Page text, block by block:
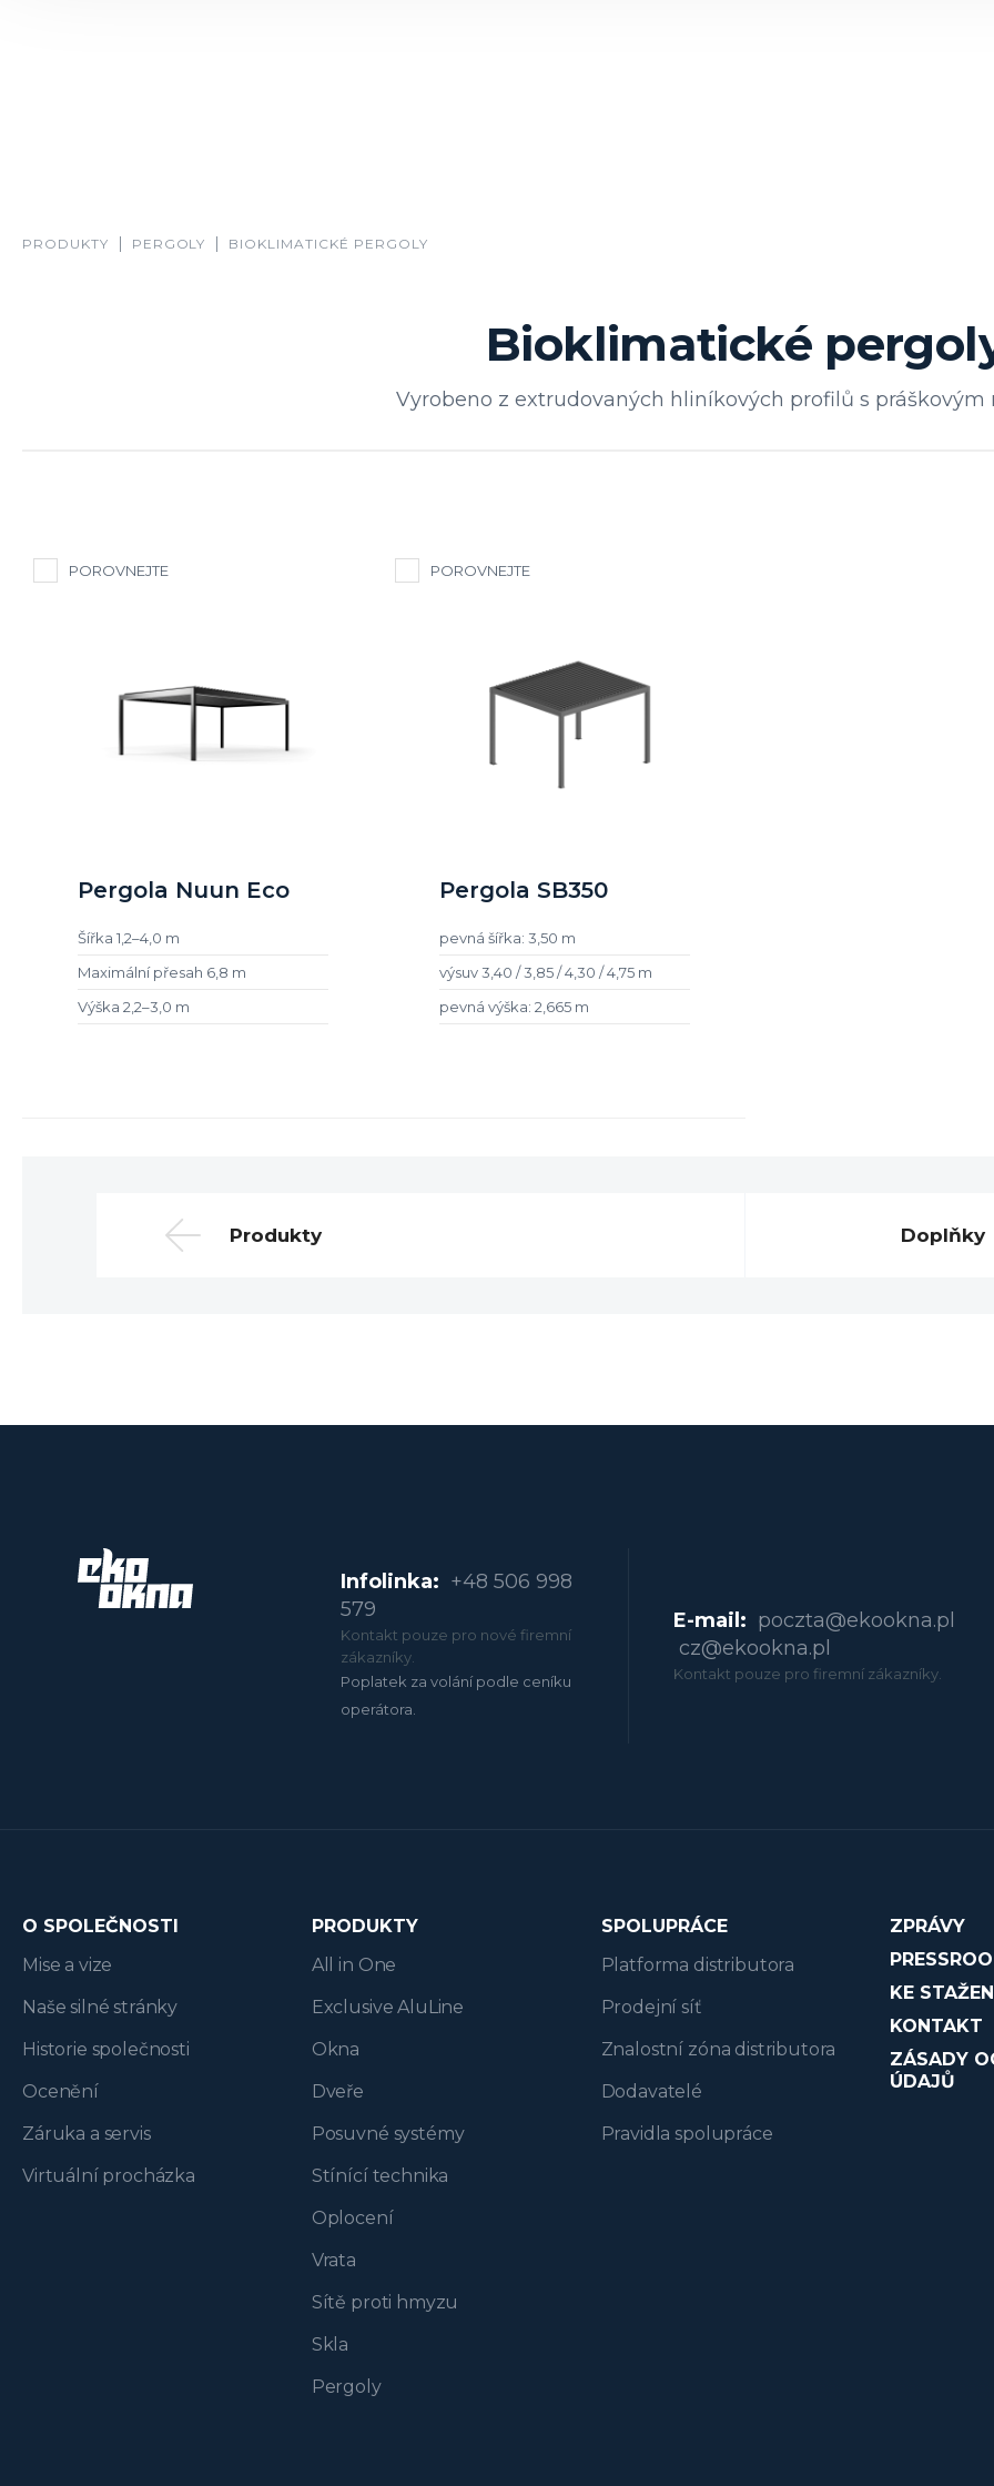
PRODUKTY PERGOLY BIOKLIMATICKÉ PERGOLY
Bioklimatické
Vyrobeno z extrudovaných hliníkových profilů s práškovým
POROVNEJTE
Pergola Nuun Eco
Šířka 1,2–4,0 m
Maximální přesah 6,8 m
Výška 2,2–3,0 m
POROVNEJTE
Pergola SB350
pevná šířka: 3,50 m
výsuv 3,40 / 3,85 / 4,30 / 4,75 m
pevná výška: 2,665 m
Produkty Doplňky
Infolinka: +48 506 998
579
Kontakt pouze pro nové firemní
zákazníky.
Poplatek za volání podle ceníku
operátora.
E-mail: poczta@ekookna.pl
cz@ekookna.pl
Kontakt pouze pro firemní zákazníky.
O SPOLEČNOSTI
Mise a vize
Naše silné stránky
Historie společnosti
Ocenění
Záruka a servis
Virtuální procházka
PRODUKTY
All in One
Exclusive AluLine
Okna
Dveře
Posuvné systémy
Stínící technika
Oplocení
Vrata
Sítě proti hmyzu
Skla
Pergoly
SPOLUPRÁCE
Platforma distributora
Prodejní síť
Znalostní zóna distributora
Dodavatelé
Pravidla spolupráce
ZPRÁVY
KE
KONTAKT
ZÁSADY
ÚDAJŮ